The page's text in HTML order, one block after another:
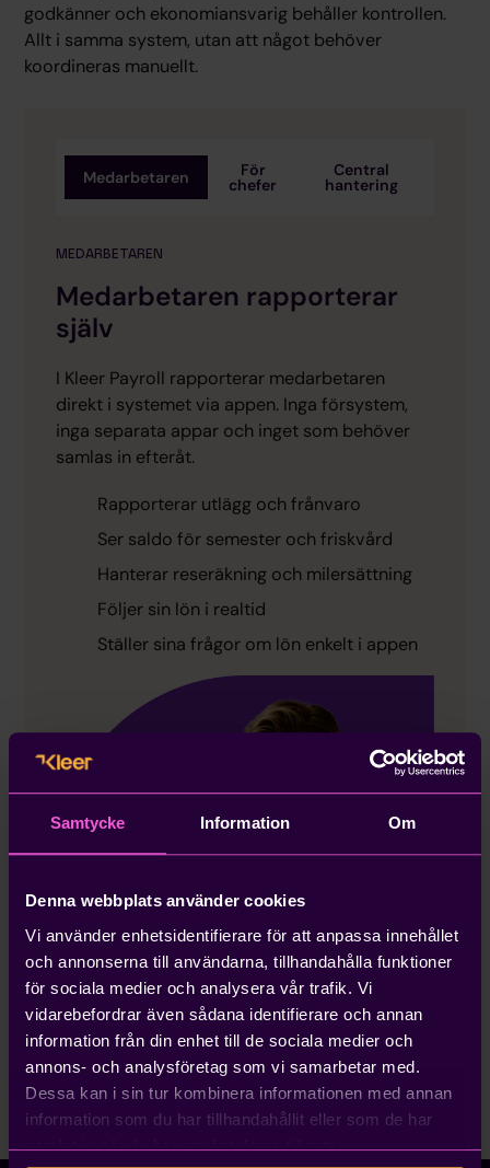
Samtycke Information Om
Denna webbplats använder cookies
Vi använder enhetsidentifierare för att anpassa innehållet
och annonserna till användarna, tillhandahålla funktioner
för sociala medier och analysera vår trafik. Vi
vidarebefordrar även sådana identifierare och annan
information från din enhet till de sociala medier och
annons- och analysföretag som vi samarbetar med.
Dessa kan i sin tur kombinera informationen med annan
information som du har tillhandahållit eller som de har
samlat in när du har använt deras tjänster.
godkänner och ekonomiansvarig behåller kontrollen.
Allt i samma system, utan att något behöver
koordineras manuellt.
Medarbetaren För
chefer
Central
hantering
MEDARBETAREN
Medarbetaren rapporterar
själv
I Kleer Payroll rapporterar medarbetaren
direkt i systemet via appen. Inga försystem,
inga separata appar och inget som behöver
samlas in efteråt.
Rapporterar utlägg och frånvaro
Ser saldo för semester och friskvård
Hanterar reseräkning och milersättning
Följer sin lön i realtid
Ställer sina frågor om lön enkelt i appen